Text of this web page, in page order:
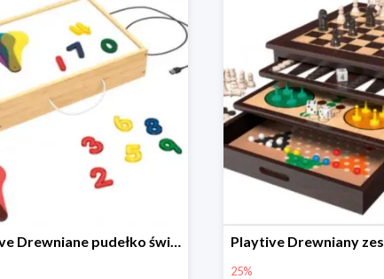
Playtive Drewniane pudełko świetlne MONTESSORI
25%